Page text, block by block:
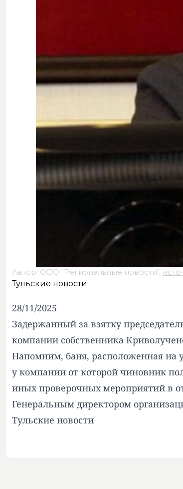
Автор: ООО "Региональные новости",
Тульские новости
28/11/2025
Задержанный за взятку
компании собственника
Напомним, баня, расположенная на
у компании от которой чиновник
иных проверочных мероприятий в
Генеральным директором
Тульские новости